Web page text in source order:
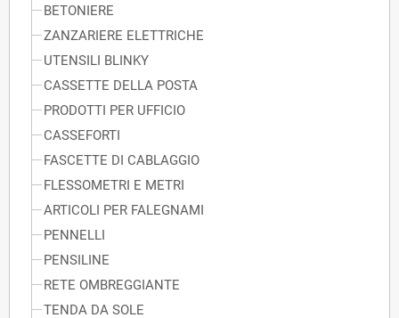
BETONIERE
ZANZARIERE ELETTRICHE
UTENSILI BLINKY
CASSETTE DELLA POSTA
PRODOTTI PER UFFICIO
CASSEFORTI
FASCETTE DI CABLAGGIO
FLESSOMETRI E METRI
ARTICOLI PER FALEGNAMI
PENNELLI
PENSILINE
RETE OMBREGGIANTE
TENDA DA SOLE